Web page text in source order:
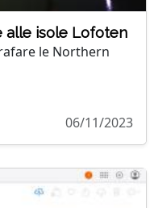
alle isole Lofoten
le Northern
06/11/2023